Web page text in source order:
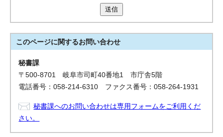
送信
このページに関するお問い合わせ
秘書課
〒500-8701 岐阜市司町40番地1 市庁舎5階
電話番号：058-214-6310 ファクス番号：058-264-1931
秘書課へのお問い合わせは専用フォームをご利用くだ
さい。